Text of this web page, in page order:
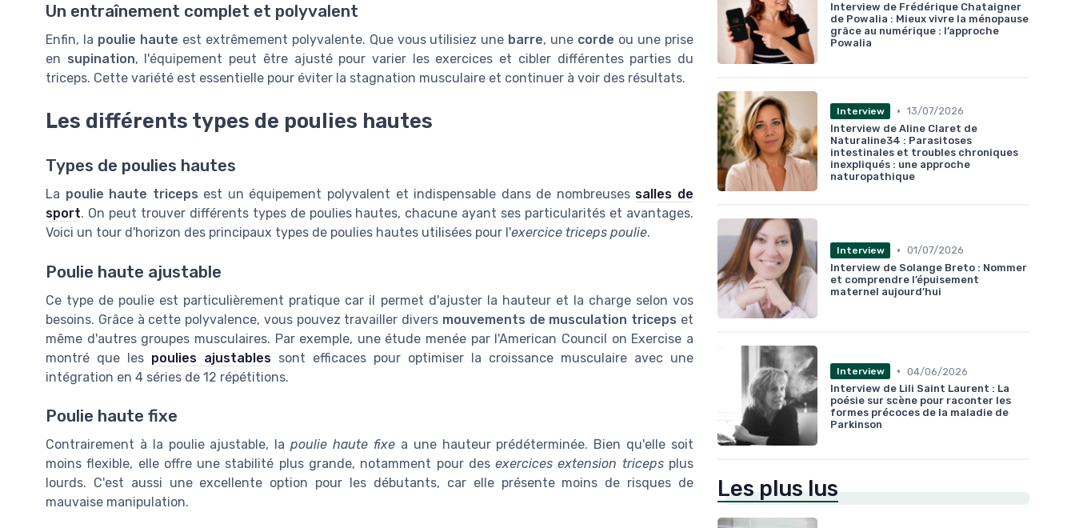
Un entraînement complet et polyvalent
Enfin, la poulie haute est extrêmement polyvalente. Que vous utilisiez une barre, une corde ou une prise
en supination, l'équipement peut être ajusté pour varier les exercices et cibler différentes parties du
triceps. Cette variété est essentielle pour éviter la stagnation musculaire et continuer à voir des résultats.
Les différents types de poulies hautes
Types de poulies hautes
La poulie haute triceps est un équipement polyvalent et indispensable dans de nombreuses salles de
sport. On peut trouver différents types de poulies hautes, chacune ayant ses particularités et avantages.
Voici un tour d'horizon des principaux types de poulies hautes utilisées pour l'exercice triceps poulie.
Poulie haute ajustable
Ce type de poulie est particulièrement pratique car il permet d'ajuster la hauteur et la charge selon vos
besoins. Grâce à cette polyvalence, vous pouvez travailler divers mouvements de musculation triceps et
même d'autres groupes musculaires. Par exemple, une étude menée par l'American Council on Exercise a
montré que les poulies ajustables sont efficaces pour optimiser la croissance musculaire avec une
intégration en 4 séries de 12 répétitions.
Poulie haute fixe
Contrairement à la poulie ajustable, lapoulie haute fixea une hauteur prédéterminée. Bien qu'elle soit
moins flexible, elle offre une stabilité plus grande, notamment pour desexercices extension tricepsplus
lourds. C'est aussi une excellente option pour les débutants, car elle présente moins de risques de
mauvaise manipulation.
Interview de Frédérique Chataigner
de Powalia : Mieux vivre la ménopause
grâce au numérique : l’approche
Powalia
Interview • 13/07/2026
Interview de Aline Claret de
Naturaline34 : Parasitoses
intestinales et troubles chroniques
inexpliqués : une approche
naturopathique
Interview • 01/07/2026
Interview de Solange Breto : Nommer
et comprendre l’épuisement
maternel aujourd’hui
Interview • 04/06/2026
Interview de Lili Saint Laurent : La
poésie sur scène pour raconter les
formes précoces de la maladie de
Parkinson
Les plus lus